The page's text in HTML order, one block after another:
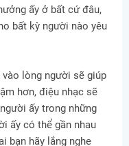
ấy ở bất cứ đâu,
bất kỳ người nào yêu
vào lòng người sẽ giúp
hơn, điệu nhạc sẽ
ấy trong những
ấy có thể gần nhau
bạn hãy lắng nghe